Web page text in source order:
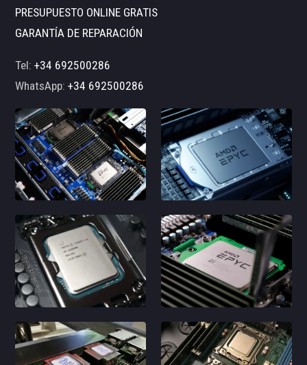
PRESUPUESTO ONLINE GRATIS
GARANTÍA DE REPARACIÓN
Tel:+34 692500286
WhatsApp:+34 692500286